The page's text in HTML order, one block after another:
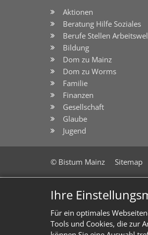
Ihre
Für ein optimales
Tools und Cookies, die zur
Aktionen
Beratung Hilfe Soziales
Berufe Stellen
Bildung
Dom zu Mainz
Dom zu Worms
Familie
Finanzen
Gesellschaft
Glaube
Jugend
© Bistum Mainz Sitemap